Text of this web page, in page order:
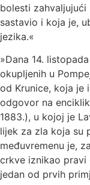
bolesti
sastavio i koja je,
jezika.«
»Dana 14.
okupljenih u
od Krunice, koja je
odgovor na
1883.), u kojoj je
lijek za zla koja su
međuvremenu je,
crkve iznikao pravi
jedan od prvih